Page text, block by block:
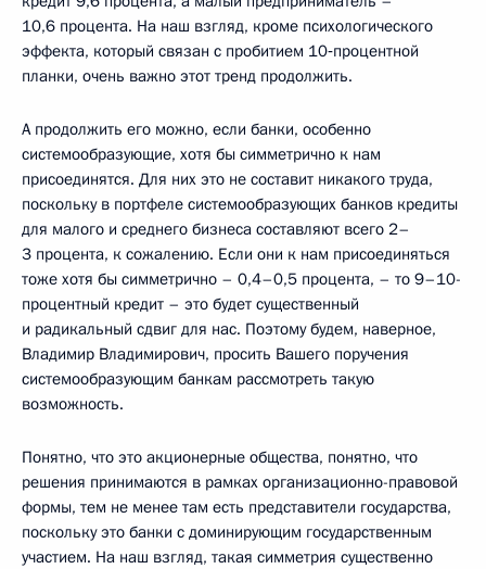
10,6 процента. На наш взгляд, кроме психологического
эффекта, который связан с пробитием 10‑процентной
планки, очень важно этот тренд продолжить.
А продолжить его можно, если банки, особенно
системообразующие, хотя бы симметрично к нам
присоединятся. Для них это не составит никакого труда,
поскольку в портфеле системообразующих банков кредиты
для малого и среднего бизнеса составляют всего 2–
3 процента, к сожалению. Если они к нам присоединяться
тоже хотя бы симметрично – 0,4–0,5 процента, – то 9–10-
процентный кредит – это будет существенный
и радикальный сдвиг для нас. Поэтому будем, наверное,
Владимир Владимирович, просить Вашего поручения
системообразующим банкам рассмотреть такую
возможность.
Понятно, что это акционерные общества, понятно, что
решения принимаются в рамках организационно-правовой
формы, тем не менее там есть представители государства,
поскольку это банки с доминирующим государственным
участием. На наш взгляд, такая симметрия существенно